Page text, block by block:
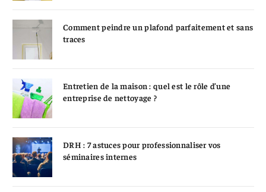
Comment peindre un plafond parfaitement et sans
traces
Entretien de la maison : quel est le rôle d’une
entreprise de nettoyage ?
DRH : 7 astuces pour professionnaliser vos
séminaires internes